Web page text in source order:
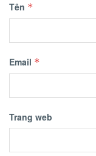
Tên *
Email *
Trang web